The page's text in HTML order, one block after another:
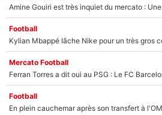
Football
Mercato Football
Football